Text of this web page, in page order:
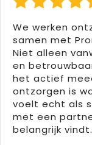
We werken
samen met
Niet alleen
en
het actief
ontzorgen is
voelt echt als
met een
belangrijk vindt.